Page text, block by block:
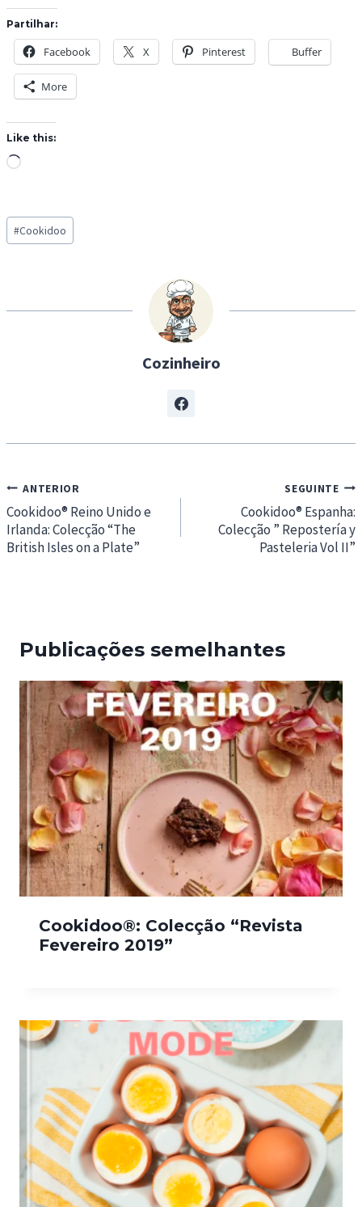
Partilhar:
Facebook X Pinterest Buffer
More
Like this:
L
d
i
…
Post
Tags:
#Cookidoo
Cozinheiro
Navegação
de
artigos
ANTERIOR
Cookidoo® Reino Unido e
Irlanda: Colecção “The
British Isles on a Plate”
SEGUINTE
Cookidoo® Espanha:
Colecção ” Repostería y
Pasteleria Vol II”
Publicações semelhantes
Cookidoo®: Colecção “Revista
Fevereiro 2019”